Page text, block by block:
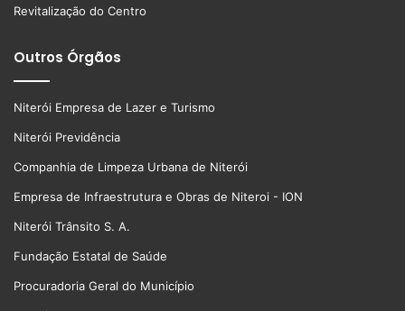
Revitalização do Centro
Outros Órgãos
Niterói Empresa de Lazer e Turismo
Niterói Previdência
Companhia de Limpeza Urbana de Niterói
Empresa de Infraestrutura e Obras de Niteroi - ION
Niterói Trânsito S. A.
Fundação Estatal de Saúde
Procuradoria Geral do Município